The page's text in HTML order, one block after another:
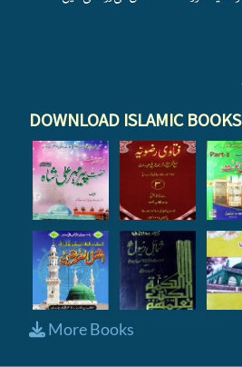
DOWNLOAD ISLAMIC BOOKS
More Books